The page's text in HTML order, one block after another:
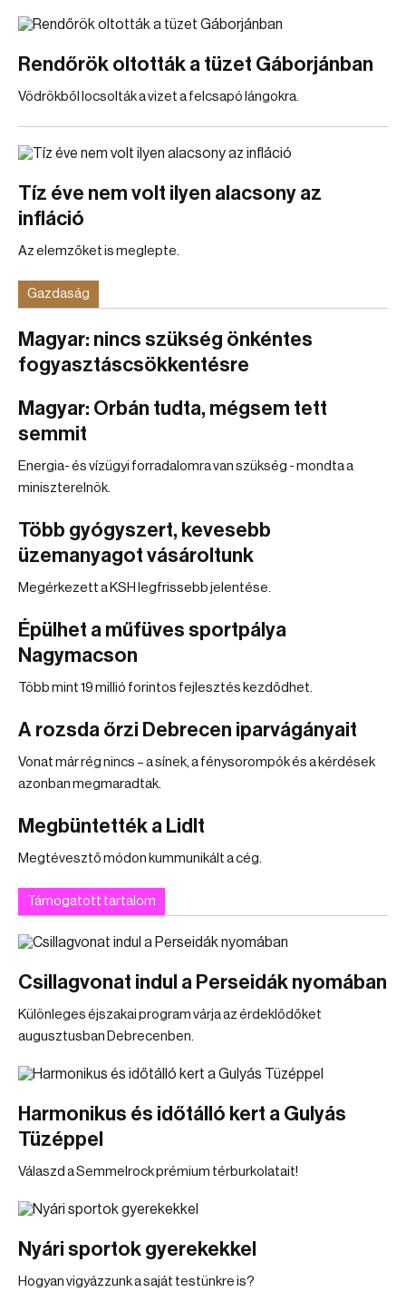
Rendőrök oltották a tüzet Gáborjánban
Vödrökből locsolták a vizet a felcsapó lángokra.
Tíz éve nem volt ilyen alacsony az
infláció
Az elemzőket is meglepte.
Gazdaság
Magyar: nincs szükség önkéntes
fogyasztáscsökkentésre
Magyar: Orbán tudta, mégsem tett
semmit
Energia- és vízügyi forradalomra van szükség - mondta a
miniszterelnök.
Több gyógyszert, kevesebb
üzemanyagot vásároltunk
Megérkezett a KSH legfrissebb jelentése.
Épülhet a műfüves sportpálya
Nagymacson
Több mint 19 millió forintos fejlesztés kezdődhet.
A rozsda őrzi Debrecen iparvágányait
Vonat már rég nincs – a sínek, a fénysorompók és a kérdések
azonban megmaradtak.
Megbüntették a Lidlt
Megtévesztő módon kummunikált a cég.
Támogatott tartalom
Csillagvonat indul a Perseidák nyomában
Különleges éjszakai program várja az érdeklődőket
augusztusban Debrecenben.
Harmonikus és időtálló kert a Gulyás
Tüzéppel
Válaszd a Semmelrock prémium térburkolatait!
Nyári sportok gyerekekkel
Hogyan vigyázzunk a saját testünkre is?